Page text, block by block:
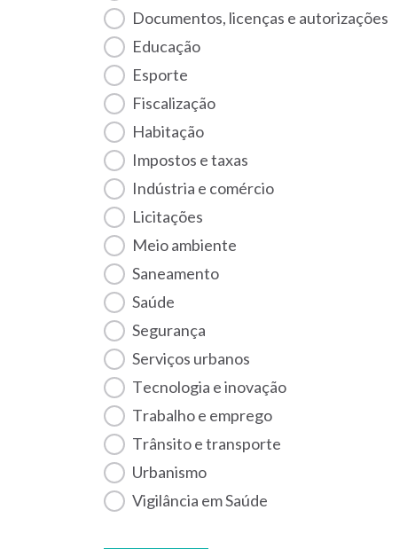
Documentos, licenças e autorizações
Educação
Esporte
Fiscalização
habitação
Impostos e taxas
Indústria e comércio
Licitações
Meio ambiente
Saneamento
Saúde
Segurança
Serviços urbanos
Tecnologia e inovação
Trabalho e emprego
Trânsito e transporte
Urbanismo
Vigilância em Saúde